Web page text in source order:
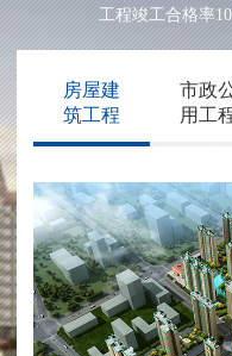
工程竣工合格率
房屋建
筑工程
市政
用工